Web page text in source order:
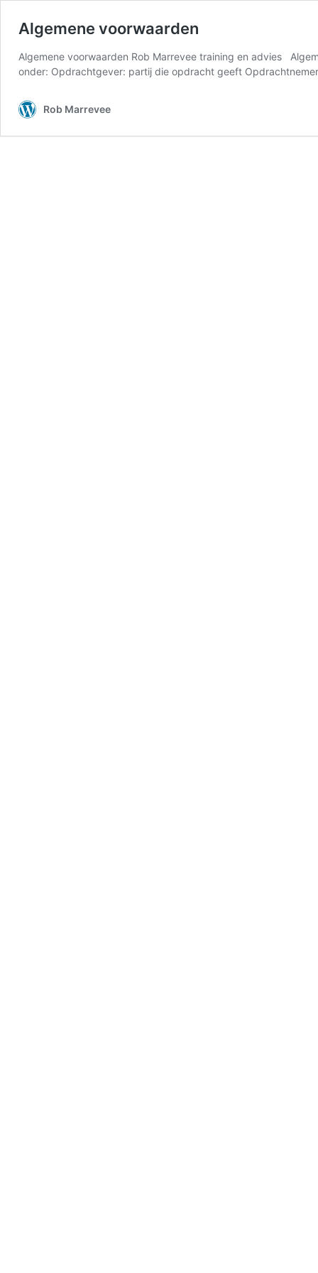
Algemene voorwaarden
Algemene voorwaarden Rob Marrevee training en advies
onder: Opdrachtgever: partij die opdracht geeft
Rob Marrevee